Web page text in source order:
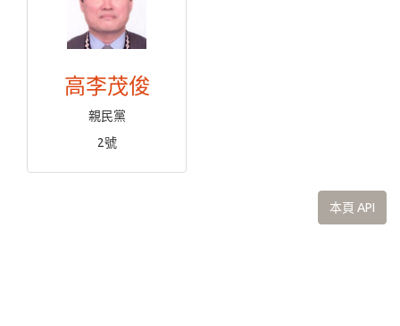
高李茂俊
親民黨
2號
本頁 API